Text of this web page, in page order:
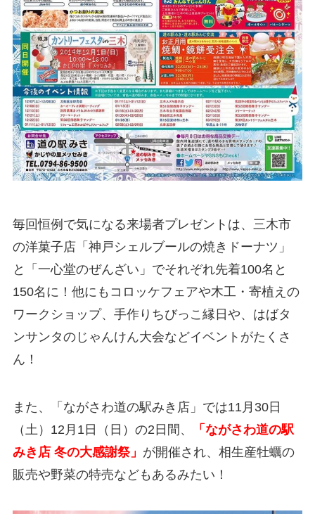
毎回恒例で気になる来場者プレゼントは、三木市
の洋菓子店「神戸シェルブールの焼きドーナツ」
と「一心堂のぜんざい」でそれぞれ先着100名と
150名に！他にもコロッケフェアや木工・寄植えの
ワークショップ、手作りちびっこ縁日や、はばタ
ンサンタのじゃんけん大会などイベントがたくさ
ん！
また、「ながさわ道の駅みき店」では11月30日
（土）12月1日（日）の2日間、
「ながさわ道の駅
みき店 冬の大感謝祭」 が開催され、相生産牡蠣の
販売や野菜の特売などもあるみたい！